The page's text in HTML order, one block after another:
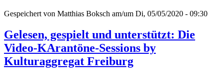
Gespeichert von Matthias Boksch am/um Di, 05/05/2020 - 09:30
Gelesen, gespielt und unterstützt: Die
Video-KArantöne-Sessions by
Kulturaggregat Freiburg